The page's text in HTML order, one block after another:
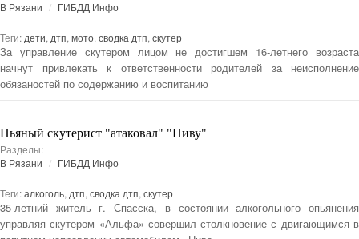
В Рязани ГИБДД Инфо
Теги: дети, дтп, мото, сводка дтп, скутер
За управление скутером лицом не достигшем 16-летнего возраста
начнут привлекать к ответственности родителей за неисполнение
обязаностей по содержанию и воспитанию
Пьяный скутерист "атаковал" "Ниву"
Разделы:
В Рязани
ГИБДД Инфо
Теги:алкоголь, дтп, сводка дтп, скутер
35-летний житель г. Спасска, в состоянии алкогольного опьянения
управляя скутером «Альфа» совершил столкновение с двигающимся в